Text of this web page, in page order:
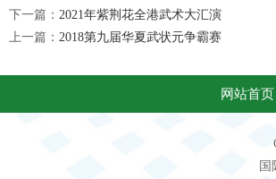
下一篇： 2021年紫荆花全港武术大汇演
上一篇： 2018第九届华夏武状元争霸赛
网站首页